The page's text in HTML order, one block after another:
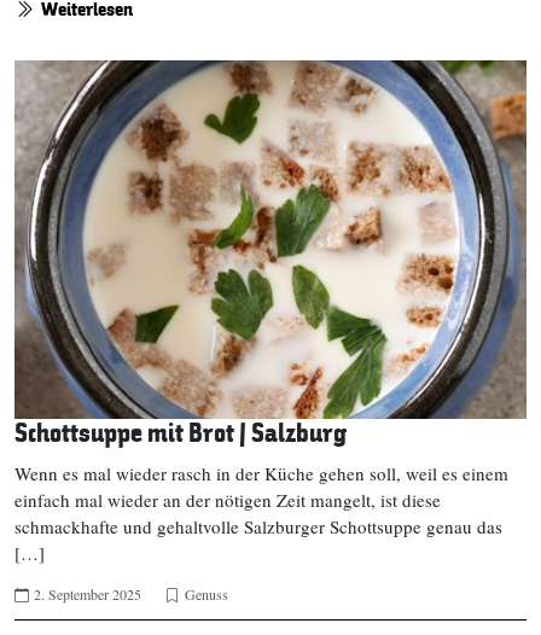
Weiterlesen
Schottsuppe mit Brot | Salzburg
Wenn es mal wieder rasch in der Küche gehen soll, weil es einem
einfach mal wieder an der nötigen Zeit mangelt, ist diese
schmackhafte und gehaltvolle Salzburger Schottsuppe genau das
[…]
2. September 2025 Genuss